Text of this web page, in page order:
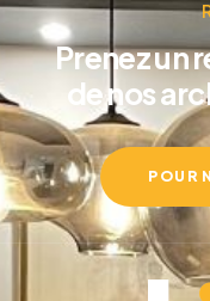
Prenez un
de nos
POUR